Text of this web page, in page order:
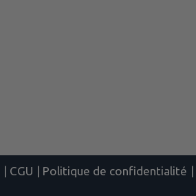
CGU Politique de confidentialité